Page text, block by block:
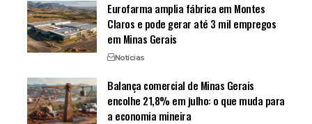
Eurofarma amplia fábrica em Montes
Claros e pode gerar até 3 mil empregos
em Minas Gerais
Notícias
Balança comercial de Minas Gerais
encolhe 21,8% em julho: o que muda para
a economia mineira